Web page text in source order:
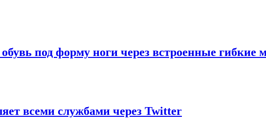
под форму ноги через встроенные гибкие
всеми службами через Twitter